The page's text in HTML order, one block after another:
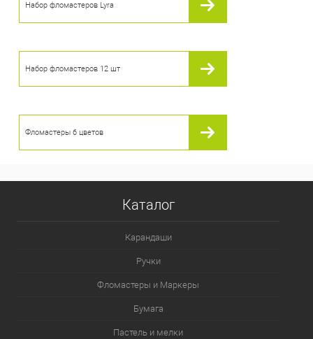
Набор фломастеров Lyra
Набор фломастеров 12 шт
Фломастеры 6 цветов
Каталог
Карандаши
Ручки
Фломастеры и Маркеры
Бумага
Пастель и мелки